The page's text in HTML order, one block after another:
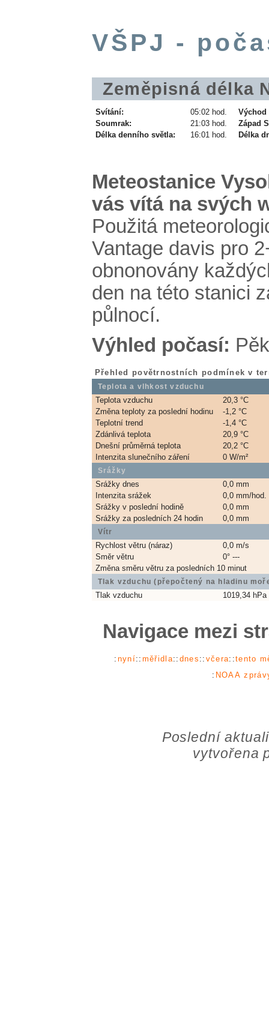
VŠPJ -
Zeměpisná délka
Svítání: 05:02 hod.
Východ
Soumrak:
21:03 hod.
Západ
Délka denního světla:
16:01 hod. Délka
Meteostanice
vás vítá na svých
Použitá
Vantage davis pro
obnonovány
den na této stanici
půlnocí.
Výhled počasí:
Přehled povětrnostních podmínek v
Teplota a vlhkost vzduchu
Teplota vzduchu
20,3 °C
Změna teploty za poslední hodinu
-1,2 °C
Teplotní trend
-1,4 °C
Zdánlivá teplota
20,9 °C
Dnešní průměrná teplota
20,2 °C
Intenzita slunečního záření
0 W/m²
Srážky
Srážky dnes
0,0 mm
Intenzita srážek
0,0 mm/hod.
Srážky v poslední hodině
0,0 mm
Srážky za posledních 24 hodin
0,0 mm
Vítr
Rychlost větru (náraz)
0,0 m/s
Směr větru
0° ---
Změna směru větru za posledních 10 minut
Tlak vzduchu (přepočtený na hladinu
Tlak vzduchu 1019,34 hPa
Navigace mezi
: nyní:: měřidla:: dnes :: včera::tento
: NOAA
Poslední
vytvořena